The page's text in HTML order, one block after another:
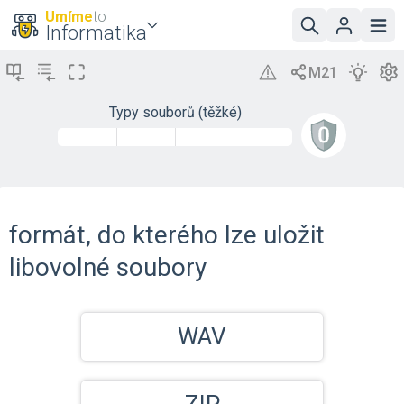
Umímeto
Informatika
Typy souborů (těžké)
formát, do kterého lze uložit
libovolné soubory
WAV